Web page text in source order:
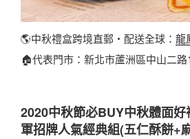
🌎中秋禮盒跨境直郵・配送全球： 龍
🏠代表門市：新北市蘆洲區中山二路
2020中秋節必BUY中秋體面好
軍招牌人氣經典組(五仁酥餅+